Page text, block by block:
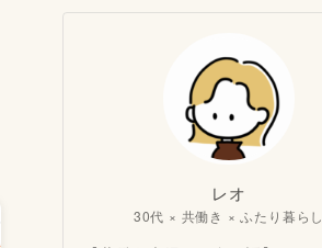
レオ
30代 × 共働き × ふたり暮らし